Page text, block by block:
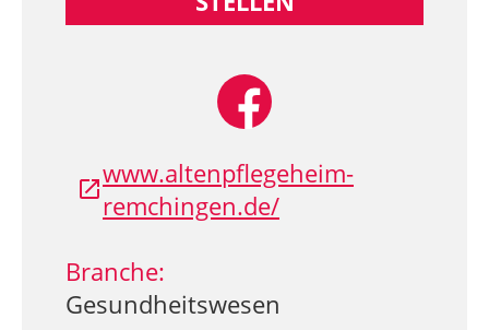
www.altenpflegeheim-
remchingen.de/
Branche:
Gesundheitswesen